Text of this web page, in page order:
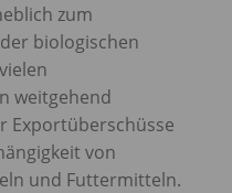
zum
biologischen
weitgehend
Exportüberschüsse
von
und Futtermitteln.